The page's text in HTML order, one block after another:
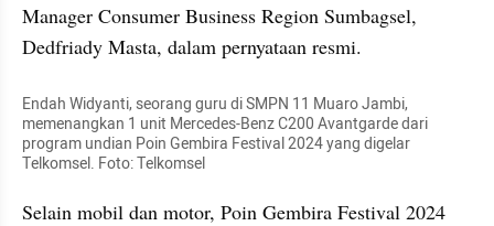
Manager Consumer Business Region Sumbagsel,
Dedfriady Masta, dalam pernyataan resmi.
Endah Widyanti, seorang guru di SMPN 11 Muaro Jambi,
memenangkan 1 unit Mercedes-Benz C200 Avantgarde dari
program undian Poin Gembira Festival 2024 yang digelar
Telkomsel. Foto: Telkomsel
Selain mobil dan motor, Poin Gembira Festival 2024